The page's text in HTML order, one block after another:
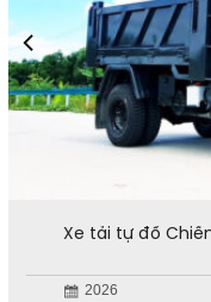
Xe tải tự đổ
2026